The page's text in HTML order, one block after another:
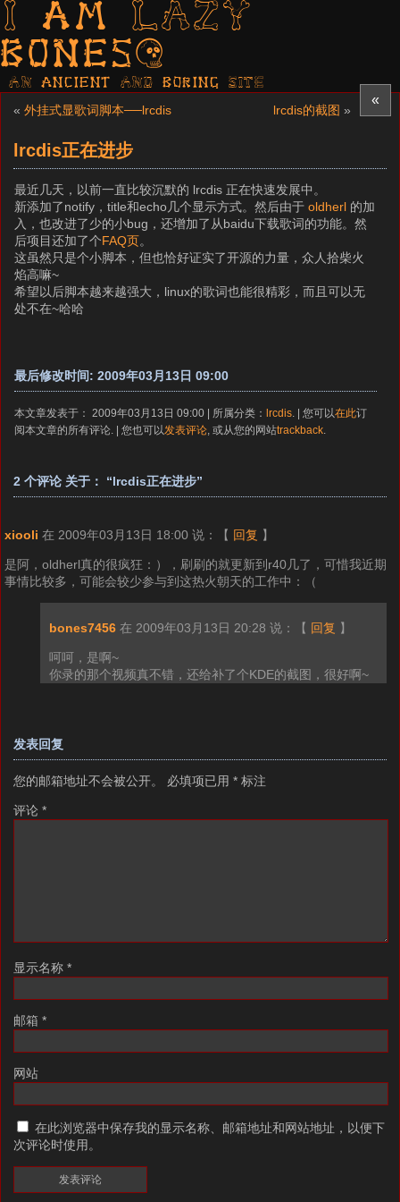
I am LAZY
bones?
AN ancient AND boring SITE
«
« 外挂式显歌词脚本──lrcdis lrcdis的截图 »
lrcdis正在进步
最近几天，以前一直比较沉默的 lrcdis 正在快速发展中。
新添加了notify，title和echo几个显示方式。然后由于oldherl 的加
入，也改进了少的小bug，还增加了从baidu下载歌词的功能。然
后项目还加了个FAQ页。
这虽然只是个小脚本，但也恰好证实了开源的力量，众人拾柴火
焰高嘛~
希望以后脚本越来越强大，linux的歌词也能很精彩，而且可以无
处不在~哈哈
最后修改时间: 2009年03月13日 09:00
本文章发表于： 2009年03月13日 09:00 | 所属分类：lrcdis . | 您可以在此订
阅本文章的所有评论. | 您也可以 发表评论 , 或从您的网站trackback
2 个评论 关于： “lrcdis正在进步”
xiooli 在 2009年03月13日 18:00 说： 【 回复 】
是阿，oldherl真的很疯狂：），刷刷的就更新到r40几了，可惜我近期
事情比较多，可能会较少参与到这热火朝天的工作中：（
bones7456 在 2009年03月13日 20:28 说： 【 回复 】
呵呵，是啊~
你录的那个视频真不错，还给补了个KDE的截图，很好啊~
发表回复
您的邮箱地址不会被公开。 必填项已用 * 标注
评论 *
显示名称 *
邮箱 *
网站
在此浏览器中保存我的显示名称、邮箱地址和网站地址，以便下
次评论时使用。